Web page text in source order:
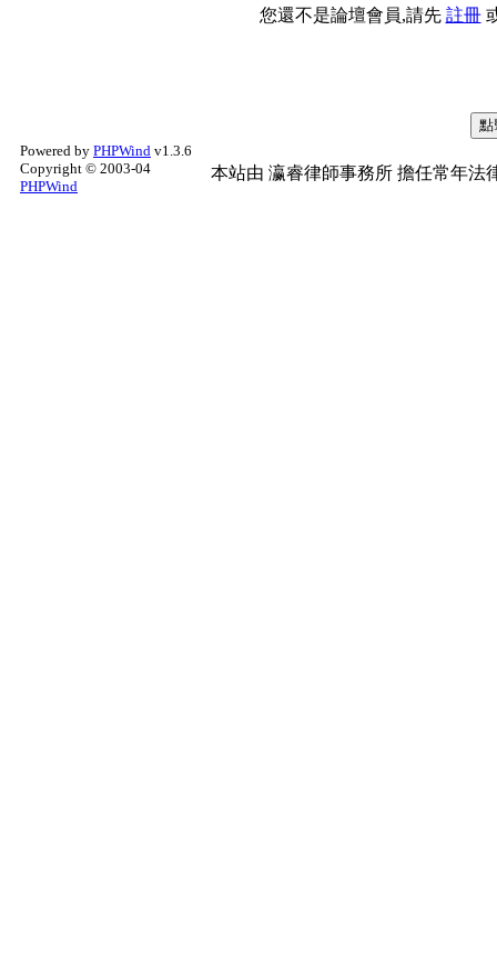
您還不是論壇會員,請先 註冊
Powered by PHPWind v1.3.6
Copyright © 2003-04
PHPWind
本站由 瀛睿律師事務所 擔任常年法